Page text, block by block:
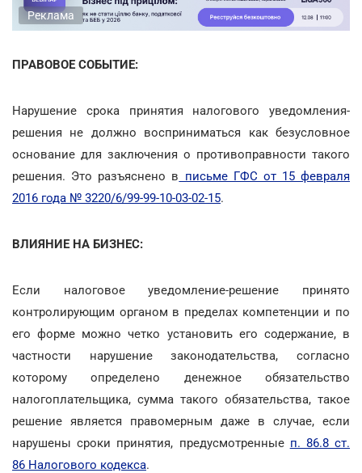
Реклама
ПРАВОВОЕ СОБЫТИЕ:
Нарушение срока принятия налогового уведомления-
решения не должно восприниматься как безусловное
основание для заключения о противоправности такого
решения. Это разъяснено в письме ГФС от 15 февраля
2016 года № 3220/6/99-99-10-03-02-15.
ВЛИЯНИЕ НА БИЗНЕС:
Если налоговое уведомление-решение принято
контролирующим органом в пределах компетенции и по
его форме можно четко установить его содержание, в
частности нарушение законодательства, согласно
которому определено денежное обязательство
налогоплательщика, сумма такого обязательства, такое
решение является правомерным даже в случае, если
нарушены сроки принятия, предусмотренные п. 86.8 ст.
86 Налогового кодекса.